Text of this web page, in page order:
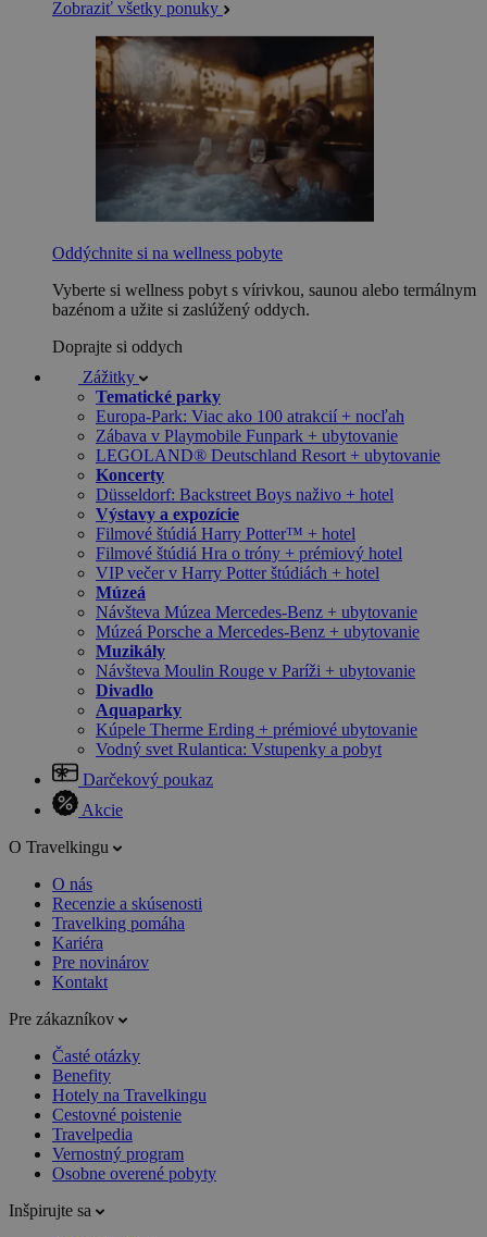
Zobraziť všetky ponuky
Oddýchnite si na wellness pobyte
Vyberte si wellness pobyt s vírivkou, saunou alebo termálnym
bazénom a užite si zaslúžený oddych.
Doprajte si oddych
Zážitky
Tematické parky
Europa-Park: Viac ako 100 atrakcií + nocľah
Zábava v Playmobile Funpark + ubytovanie
LEGOLAND® Deutschland Resort + ubytovanie
Koncerty
Düsseldorf: Backstreet Boys naživo + hotel
Výstavy a expozície
Filmové štúdiá Harry Potter™ + hotel
Filmové štúdiá Hra o tróny + prémiový hotel
VIP večer v Harry Potter štúdiách + hotel
Múzeá
Návšteva Múzea Mercedes-Benz + ubytovanie
Múzeá Porsche a Mercedes-Benz + ubytovanie
Muzikály
Návšteva Moulin Rouge v Paríži + ubytovanie
Divadlo
Aquaparky
Kúpele Therme Erding + prémiové ubytovanie
Vodný svet Rulantica: Vstupenky a pobyt
Darčekový poukaz
Akcie
O Travelkingu
O nás
Recenzie a skúsenosti
Travelking pomáha
Kariéra
Pre novinárov
Kontakt
Pre zákazníkov
Časté otázky
Benefity
Hotely na Travelkingu
Cestovné poistenie
Travelpedia
Vernostný program
Osobne overené pobyty
Inšpirujte sa